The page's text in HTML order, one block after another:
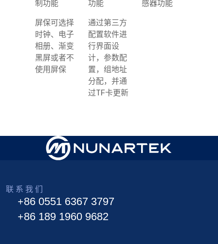
制功能
功能
感器功能
屏保可选择
时钟、电子
相册、渐变
黑屏或者不
使用屏保
通过第三方
配置软件进
行界面设
计，参数配
置，组地址
分配，并通
过TF卡更新
联 系 我 们
+86 0551 6367 3797
+86 189 1960 9682